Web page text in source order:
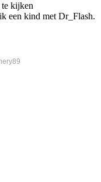
kijken
een kind met Dr_Flash.